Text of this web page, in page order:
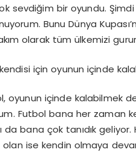
sevdiğim bir oyundu.
Bunu Dünya
olarak tüm ülkemizi
için oyunun içinde
oyunun içinde kalabilmek
Futbol bana her zaman
da bana çok tanıdık
olan ise kendin olmaya